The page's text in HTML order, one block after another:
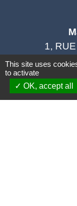
1,
This site uses
to activate
OK, accept all